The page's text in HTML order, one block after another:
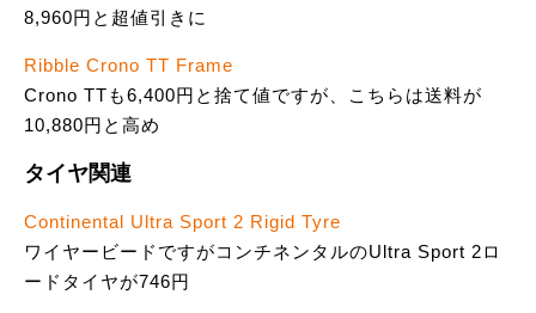
8,960円と超値引きに
Ribble Crono TT Frame
Crono TTも6,400円と捨て値ですが、こちらは送料が
10,880円と高め
タイヤ関連
Continental Ultra Sport 2 Rigid Tyre
ワイヤービードですがコンチネンタルのUltra Sport 2ロ
ードタイヤが746円